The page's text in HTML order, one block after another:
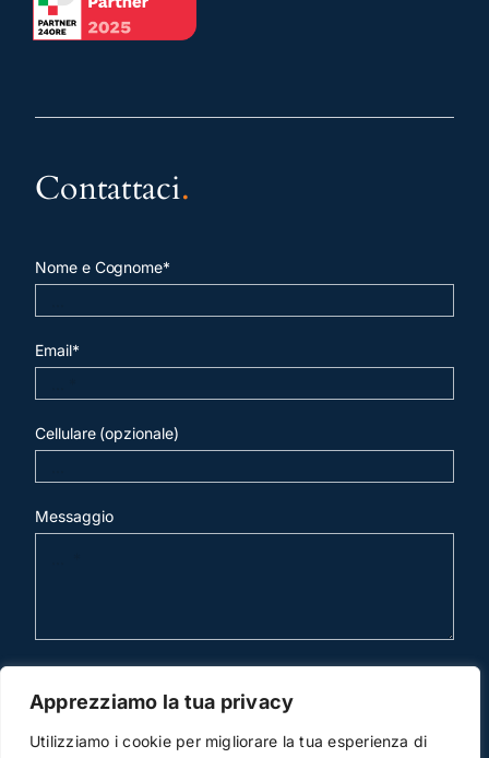
Apprezziamo la tua privacy
Utilizziamo i cookie per migliorare la tua esperienza di
Contattaci.
Nome e Cognome*
Email*
Cellulare (opzionale)
Messaggio
invia mail